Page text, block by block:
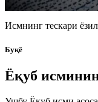
Исмнинг тескари
Буқё
Ёқуб